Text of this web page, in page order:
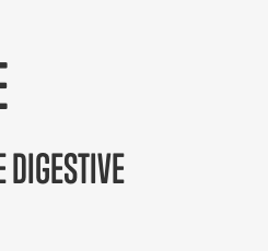
DIGESTIVE